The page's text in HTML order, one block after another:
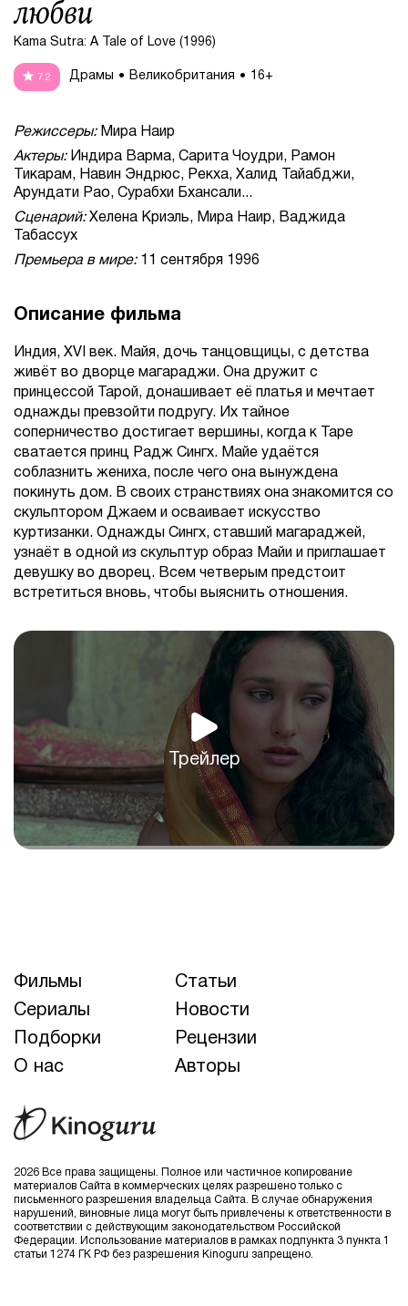
любви
Kama Sutra: A Tale of Love (1996)
7.2 Драмы Великобритания 16+
Режиссеры:Мира Наир
Актеры:Индира Варма, Сарита Чоудри, Рамон
Тикарам, Навин Эндрюс, Рекха, Халид Тайабджи,
Арундати Рао, Сурабхи Бхансали...
Сценарий:Хелена Криэль, Мира Наир, Ваджида
Табассух
Премьера в мире:11 сентября 1996
Описание фильма
Индия, XVI век. Майя, дочь танцовщицы, с детства
живёт во дворце магараджи. Она дружит с
принцессой Тарой, донашивает её платья и мечтает
однажды превзойти подругу. Их тайное
соперничество достигает вершины, когда к Таре
сватается принц Радж Сингх. Майе удаётся
соблазнить жениха, после чего она вынуждена
покинуть дом. В своих странствиях она знакомится со
скульптором Джаем и осваивает искусство
куртизанки. Однажды Сингх, ставший магараджей,
узнаёт в одной из скульптур образ Майи и приглашает
девушку во дворец. Всем четверым предстоит
встретиться вновь, чтобы выяснить отношения.
Трейлер
2026 Все права защищены. Полное или частичное копирование
материалов Сайта в коммерческих целях разрешено только с
письменного разрешения владельца Сайта. В случае обнаружения
нарушений, виновные лица могут быть привлечены к ответственности в
соответствии с действующим законодательством Российской
Федерации. Использование материалов в рамках подпункта 3 пункта 1
статьи 1274 ГК РФ без разрешения Kinoguru запрещено.
Фильмы
Статьи
Сериалы
Новости
Подборки
Рецензии
О нас
Авторы